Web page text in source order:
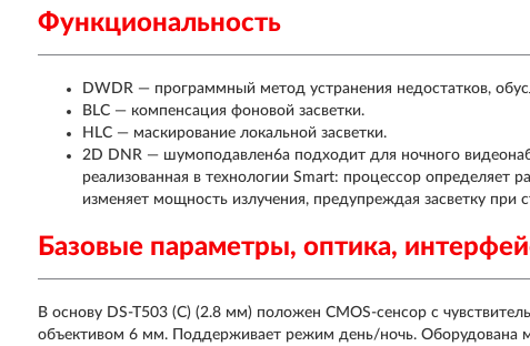
Функциональность
DWDR — программный метод устранения недостатков,
BLC — компенсация фоновой засветки.
HLC — маскирование локальной засветки.
2D DNR — шумоподавлен6а подходит для ночного
реализованная в технологии Smart: процессор определяет
изменяет мощность излучения, предупреждая засветку
Базовые параметры, оптика,
В основу DS-T503 (C) (2.8 мм) положен CMOS-сенсор с
объективом 6 мм. Поддерживает режим день/ночь.